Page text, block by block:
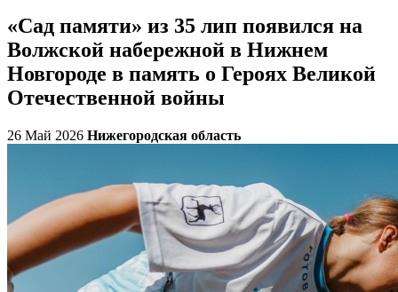
«Сад памяти» из 35 лип появился на
Волжской набережной в Нижнем
Новгороде в память о Героях Великой
Отечественной войны
26 Май 2026 Нижегородская область